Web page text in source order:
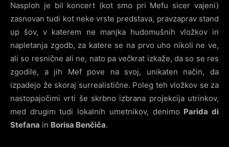
Nasploh je bil koncert (kot smo pri Mefu sicer vajeni)
zasnovan tudi kot neke vrste predstava, pravzaprav stand
up šov, v katerem ne manjka hudomušnih vložkov in
napletanja zgodb, za katere se na prvo uho nikoli ne ve,
ali so resnične ali ne, nato pa večkrat izkaže, da so se res
zgodile, a jih Mef pove na svoj, unikaten način, da
izpadejo že skoraj surrealistične. Poleg teh vložkov se za
nastopajočimi vrti še skrbno izbrana projekcija utrinkov,
med drugim tudi lokalnih umetnikov, denimo Parida di
Stefana in Borisa Benčiča.